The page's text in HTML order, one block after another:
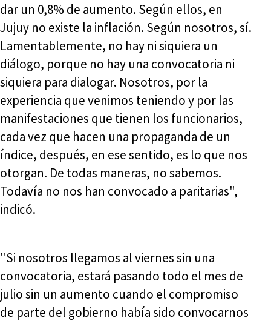
dar un 0,8% de aumento. Según ellos, en
Jujuy no existe la inflación. Según nosotros, sí.
Lamentablemente, no hay ni siquiera un
diálogo, porque no hay una convocatoria ni
siquiera para dialogar. Nosotros, por la
experiencia que venimos teniendo y por las
manifestaciones que tienen los funcionarios,
cada vez que hacen una propaganda de un
índice, después, en ese sentido, es lo que nos
otorgan. De todas maneras, no sabemos.
Todavía no nos han convocado a paritarias",
indicó.
"Si nosotros llegamos al viernes sin una
convocatoria, estará pasando todo el mes de
julio sin un aumento cuando el compromiso
de parte del gobierno había sido convocarnos